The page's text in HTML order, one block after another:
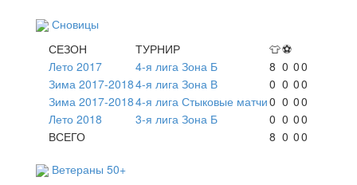
Сновицы
СЕЗОН
ТУРНИР 👕⚽
Лето 2017
4-я лига Зона Б 8 0 00
Зима 2017-20184-я лига Зона В 0 0 00
Зима 2017-20184-я лига Стыковые матчи0 0 00
Лето 2018
3-я лига Зона Б 0 0 00
ВСЕГО
8 0 00
Ветераны 50+